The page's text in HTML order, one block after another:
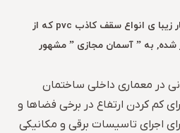
یکی از نمونه های جدید, بسیار زیبا ی انواع سقف کاذب pvc که از
شده, به ” آسمان مجازی ” مشهور
در معماری داخلی ساختمان
کم کردن ارتفاع در برخی فضاها و
اجرای تاسیسات برقی و مکانیکی